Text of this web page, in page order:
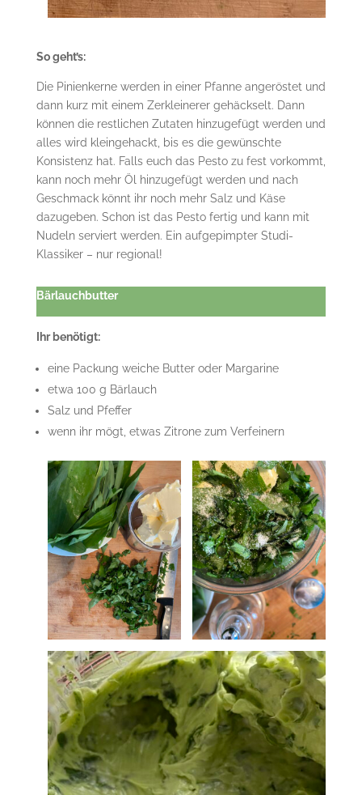
So geht’s:
Die Pinienkerne werden in einer Pfanne angeröstet und
dann kurz mit einem Zerkleinerer gehäckselt. Dann
können die restlichen Zutaten hinzugefügt werden und
alles wird kleingehackt, bis es die gewünschte
Konsistenz hat. Falls euch das Pesto zu fest vorkommt,
kann noch mehr Öl hinzugefügt werden und nach
Geschmack könnt ihr noch mehr Salz und Käse
dazugeben. Schon ist das Pesto fertig und kann mit
Nudeln serviert werden. Ein aufgepimpter Studi-
Klassiker – nur regional!
Bärlauchbutter
Ihr benötigt:
eine Packung weiche Butter oder Margarine
etwa 100 g Bärlauch
Salz und Pfeffer
wenn ihr mögt, etwas Zitrone zum Verfeinern